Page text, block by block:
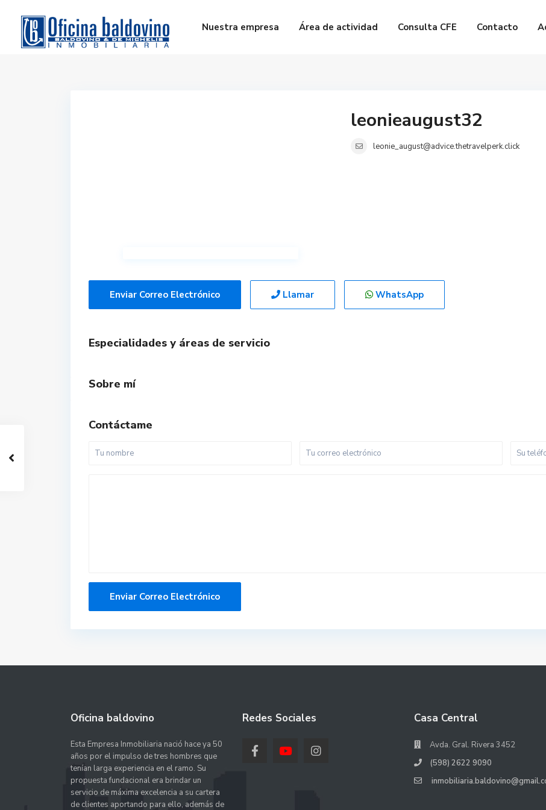
Nuestra empresa Área de actividad Consulta CFE Contacto
leonieaugust32
leonie_august@advice.thetravelperk.click
Enviar Correo Electrónico Llamar WhatsApp
Especialidades y áreas de servicio
Sobre mí
Contáctame
Oficina baldovino
Esta Empresa Inmobiliaria nació hace ya 50
años por el impulso de tres hombres que
tenían larga experiencia en el ramo. Su
propuesta fundacional era brindar un
servicio de máxima excelencia a su cartera
de clientes aportando para ello, además de
Redes Sociales Casa Central
Avda. Gral. Rivera 3452
(598) 2622 9090